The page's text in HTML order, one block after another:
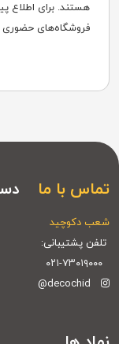
هستند. برای اطلاع
فروشگاه‌های حضوری
تماس با ما
شعب دکوچید
تلفن پشتیبانی:
۰۲۱-۷۳۰۱۹۰۰۰
@decochid